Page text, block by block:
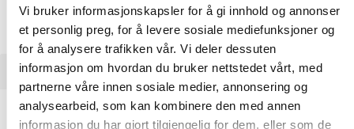
Vi bruker informasjonskapsler for å gi innhold og annonser
et personlig preg, for å levere sosiale mediefunksjoner og
for å analysere trafikken vår. Vi deler dessuten
informasjon om hvordan du bruker nettstedet vårt, med
partnerne våre innen sosiale medier, annonsering og
analysearbeid, som kan kombinere den med annen
informasjon du har gjort tilgjengelig for dem, eller som de
BESKRIVELSE
Dell Wireless Headset WL3024 - Hodesett